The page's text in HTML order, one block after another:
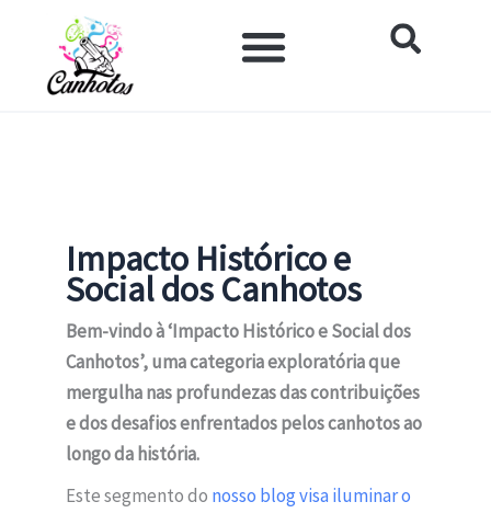
Impacto Histórico e
Social dos Canhotos
Bem-vindo à ‘Impacto Histórico e Social dos
Canhotos’, uma categoria exploratória que
mergulha nas profundezas das contribuições
e dos desafios enfrentados pelos canhotos ao
longo da história.
Este segmento do nosso blog visa iluminar o